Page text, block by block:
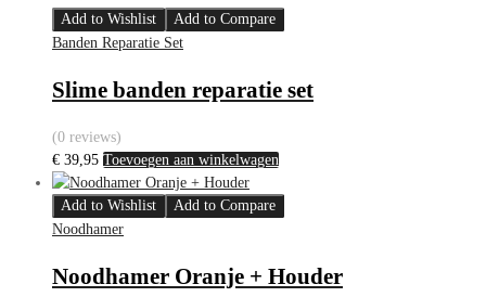
Add to Wishlist
Add to Compare
Banden Reparatie Set
Slime banden reparatie set
(0 reviews)
€ 39,95 Toevoegen aan winkelwagen
Add to Wishlist
Add to Compare
Noodhamer
Noodhamer Oranje + Houder